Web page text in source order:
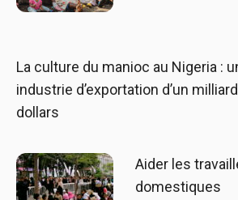
La culture du manioc au Nigeria :
industrie d’exportation d’un
dollars
Aider les
domestiques